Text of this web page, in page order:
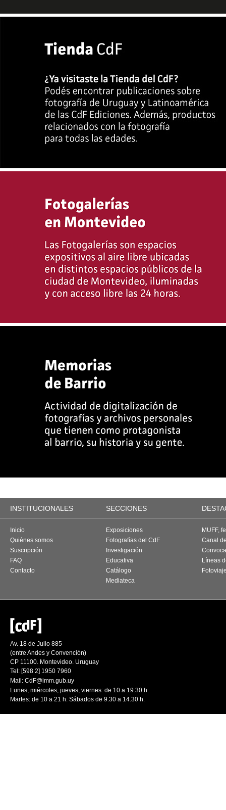
INSTITUCIONALES SECCIONES
Inicio
Quiénes somos
Suscripción
FAQ
Contacto
Exposiciones
Fotografías del CdF
Investigación
Educativa
Catálogo
Mediateca
MUFF,
Canal
Líneas
Av. 18 de Julio 885
(entre Andes y Convención)
CP 11100. Montevideo. Uruguay
Tel: [598 2] 1950 7960
Mail: CdF@imm.gub.uy
Lunes, miércoles, jueves, viernes: de 10 a 19.30 h.
Martes: de 10 a 21 h. Sábados de 9.30 a 14.30 h.